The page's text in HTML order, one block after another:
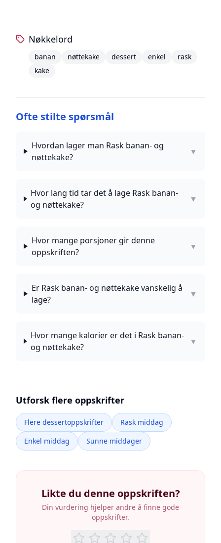
Nøkkelord
banan nøttekake dessert enkel
rask
kake
Ofte stilte spørsmål
Hvordan lager man Rask banan- og
nøttekake?
▼
Hvor lang tid tar det å lage Rask banan-
og nøttekake?
▼
Hvor mange porsjoner gir denne
oppskriften?
▼
Er Rask banan- og nøttekake vanskelig å
lage?
▼
Hvor mange kalorier er det i Rask banan-
og nøttekake?
▼
Utforsk flere oppskrifter
Flere dessertoppskrifter
Rask middag
Enkel middag
Sunne middager
Likte du denne oppskriften?
Din vurdering hjelper andre å finne gode
oppskrifter.